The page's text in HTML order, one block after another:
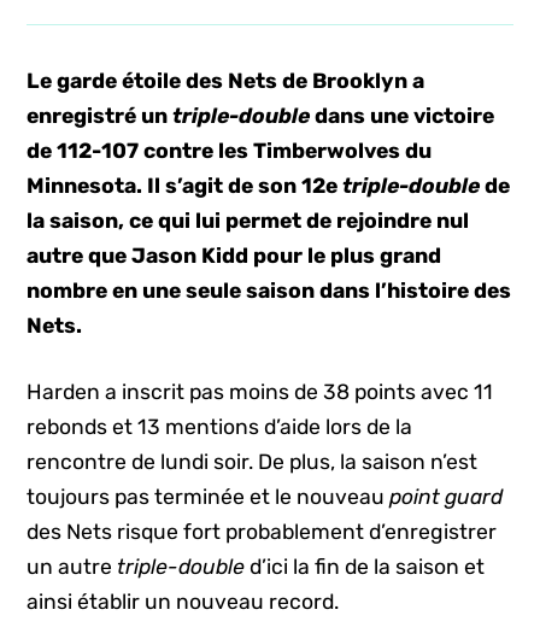
Le garde étoile des Nets de Brooklyn a
enregistré untriple-double dans une victoire
de 112-107 contre les Timberwolves du
Minnesota. Il s’agit de son 12etriple-double de
la saison, ce qui lui permet de rejoindre nul
autre que Jason Kidd pour le plus grand
nombre en une seule saison dans l’histoire des
Nets.
Harden a inscrit pas moins de 38 points avec 11
rebonds et 13 mentions d’aide lors de la
rencontre de lundi soir. De plus, la saison n’est
toujours pas terminée et le nouveaupoint guard
des Nets risque fort probablement d’enregistrer
un autre triple-doubled’ici la fin de la saison et
ainsi établir un nouveau record.